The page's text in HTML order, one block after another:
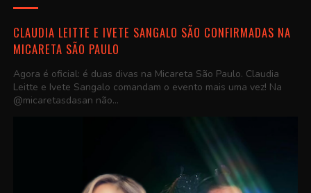
CLAUDIA LEITTE E IVETE SANGALO SÃO CONFIRMADAS NA
MICARETA SÃO PAULO
Agora é oficial: é duas divas na Micareta São Paulo. Claudia
Leitte e Ivete Sangalo comandam o evento mais uma vez! Na
@micaretasdasan não...